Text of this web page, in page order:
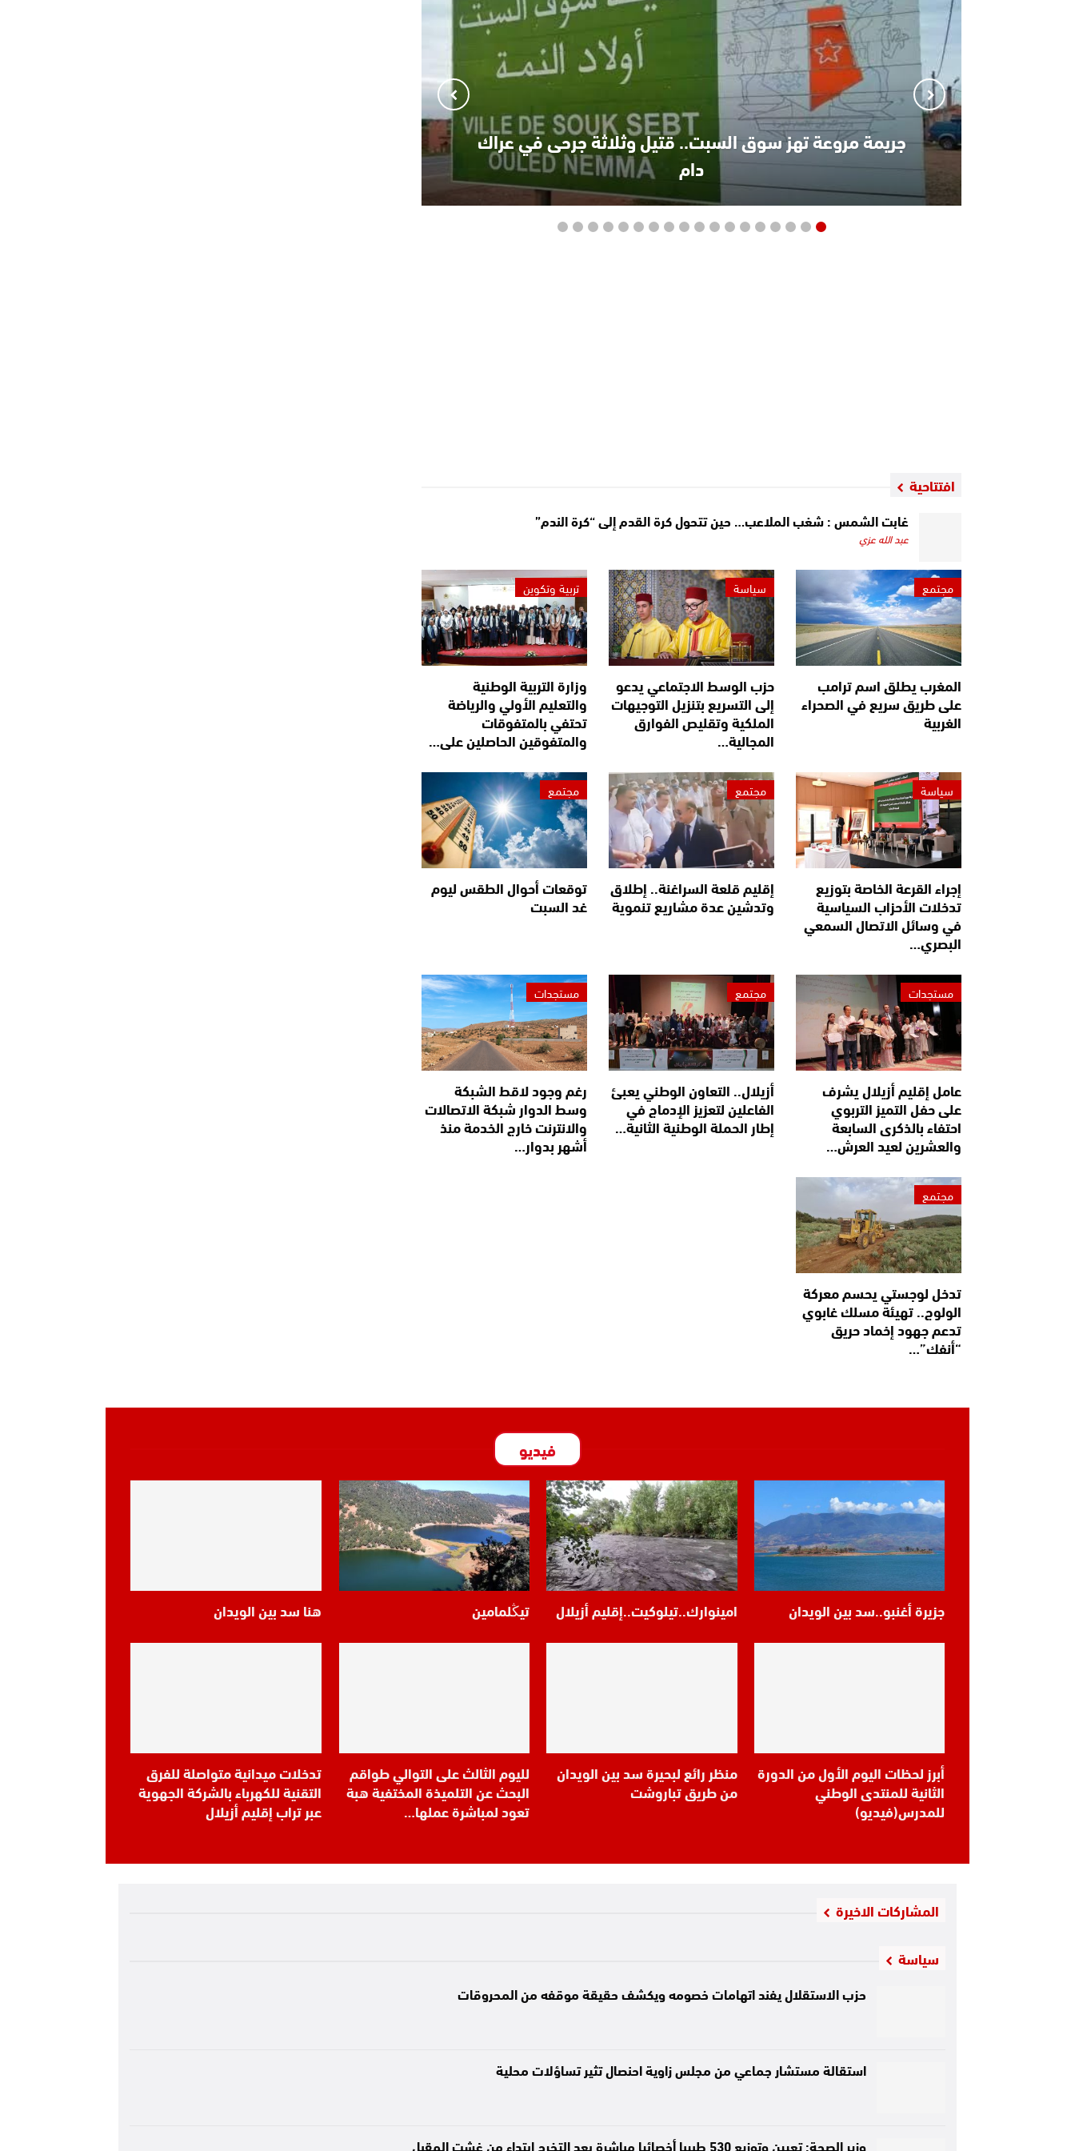
جريمة مروعة تهز سوق السبت.. قتيل وثلاثة جرحى في عراك
دام
افتتاحية
غابت الشمس : شغب الملاعب… حين تتحول كرة القدم إلى “كرة الندم”
عبد الله عزي
مجتمع
المغرب يطلق اسم ترامب
على طريق سريع في الصحراء
الغربية
سياسة
حزب الوسط الاجتماعي يدعو
إلى التسريع بتنزيل التوجيهات
الملكية وتقليص الفوارق
المجالية…
تربية وتكوين
وزارة التربية الوطنية
والتعليم الأولي والرياضة
تحتفي بالمتفوقات
والمتفوقين الحاصلين على…
سياسة
إجراء القرعة الخاصة بتوزيع
تدخلات الأحزاب السياسية
في وسائل الاتصال السمعي
البصري…
مجتمع
إقليم قلعة السراغنة.. إطلاق
وتدشين عدة مشاريع تنموية
مجتمع
توقعات أحوال الطقس ليوم
غد السبت
مستجدات
عامل إقليم أزيلال يشرف
على حفل التميز التربوي
احتفاء بالذكرى السابعة
والعشرين لعيد العرش…
مجتمع
أزيلال.. التعاون الوطني يعبئ
الفاعلين لتعزيز الإدماج في
إطار الحملة الوطنية الثانية…
مستجدات
رغم وجود لاقط الشبكة
وسط الدوار شبكة الاتصالات
والانترنت خارج الخدمة منذ
أشهر بدوار…
مجتمع
تدخل لوجستي يحسم معركة
الولوج.. تهيئة مسلك غابوي
تدعم جهود إخماد حريق
“أنفك”…
فيديو
جزيرة أغنبو..سد بين الويدان امينوارك..تيلوكيت..إقليم أزيلال تيڭلمامين هنا سد بين الويدان
أبرز لحظات اليوم الأول من الدورة
الثانية للمنتدى الوطني
للمدرس(فيديو)
منظر رائع لبحيرة سد بين الويدان
من طريق تباروشت
لليوم الثالث على التوالي طواقم
البحث عن التلميذة المختفية هبة
تعود لمباشرة عملها…
تدخلات ميدانية متواصلة للفرق
التقنية للكهرباء بالشركة الجهوية
عبر تراب إقليم أزيلال
المشاركات الاخيرة
سياسة
حزب الاستقلال يفند اتهامات خصومه ويكشف حقيقة موقفه من المحروقات
استقالة مستشار جماعي من مجلس زاوية احنصال تثير تساؤلات محلية
وزير الصحة: تعيين وتوزيع 530 طبيبا أخصائيا مباشرة بعد التخرج ابتداء من غشت المقبل